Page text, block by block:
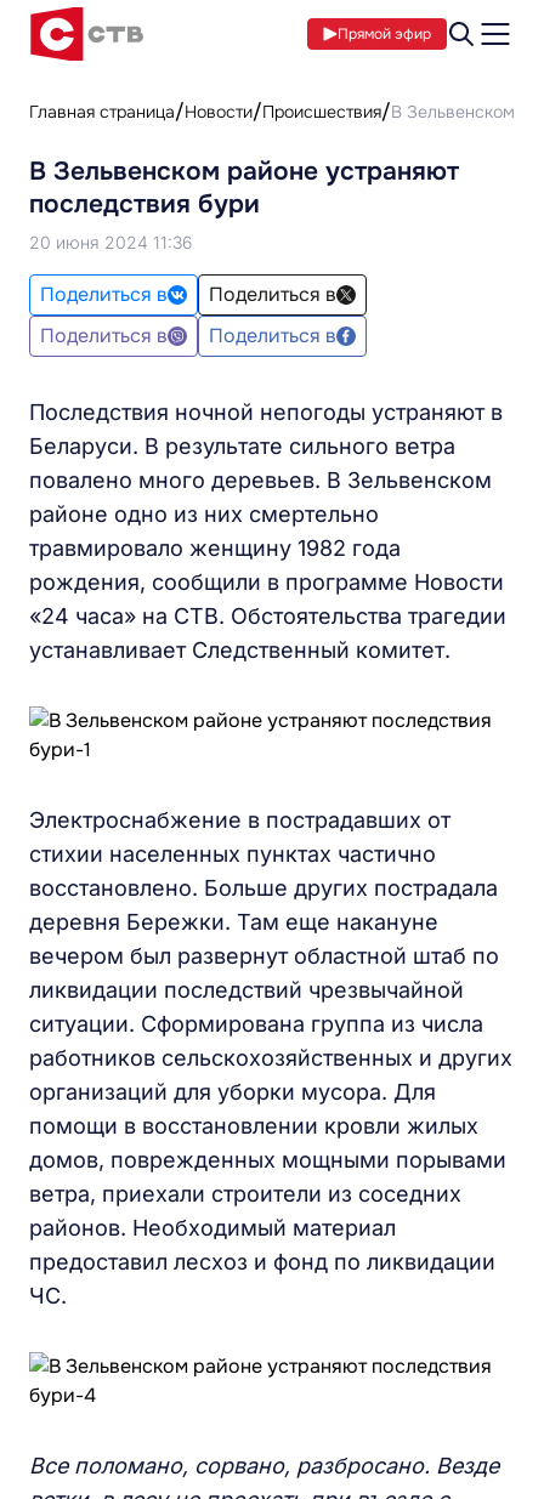
Прямой эфир
Главная страница Новости Происшествия В Зельвенском
В Зельвенском районе устраняют
последствия бури
20 июня 2024 11:36
Поделиться в
Поделиться в
Поделиться в
Поделиться в
Последствия ночной непогоды устраняют в
Беларуси. В результате сильного ветра
повалено много деревьев. В Зельвенском
районе одно из них смертельно
травмировало женщину 1982 года
рождения, сообщили в программе Новости
«24 часа» на СТВ. Обстоятельства трагедии
устанавливает Следственный комитет.
Электроснабжение в пострадавших от
стихии населенных пунктах частично
восстановлено. Больше других пострадала
деревня Бережки. Там еще накануне
вечером был развернут областной штаб по
ликвидации последствий чрезвычайной
ситуации. Сформирована группа из числа
работников сельскохозяйственных и других
организаций для уборки мусора. Для
помощи в восстановлении кровли жилых
домов, поврежденных мощными порывами
ветра, приехали строители из соседних
районов. Необходимый материал
предоставил лесхоз и фонд по ликвидации
ЧС.
Все поломано, сорвано, разбросано. Везде